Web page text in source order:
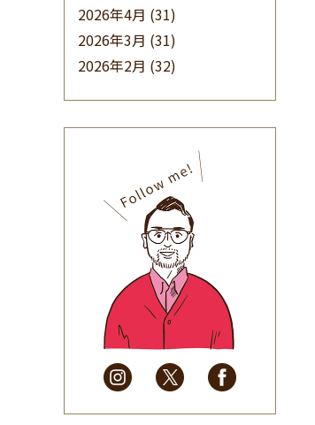
2026年4月 (31)
2026年3月 (31)
2026年2月 (32)
(32)
2025年9月(30)
2025年8月(31)
2025年7月(37)
2025年6月(48)
2025年5月
(41)
2025年4月
(32)
2025年3月(31)
2025年2月
(28)
2025年1月
(34)